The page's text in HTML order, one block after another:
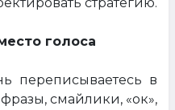
стратегию.
голоса
переписываетесь в
смайлики, «ок»,